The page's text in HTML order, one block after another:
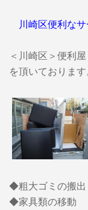
川崎区便利なサ
＜川崎区＞便利
を頂いております
◆粗大ゴミの搬出
◆家具類の移動